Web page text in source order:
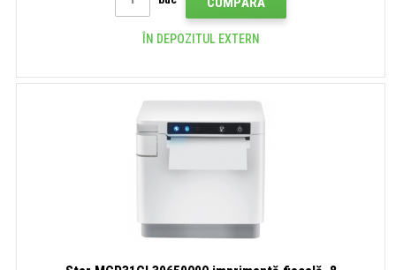
ÎN DEPOZITUL EXTERN